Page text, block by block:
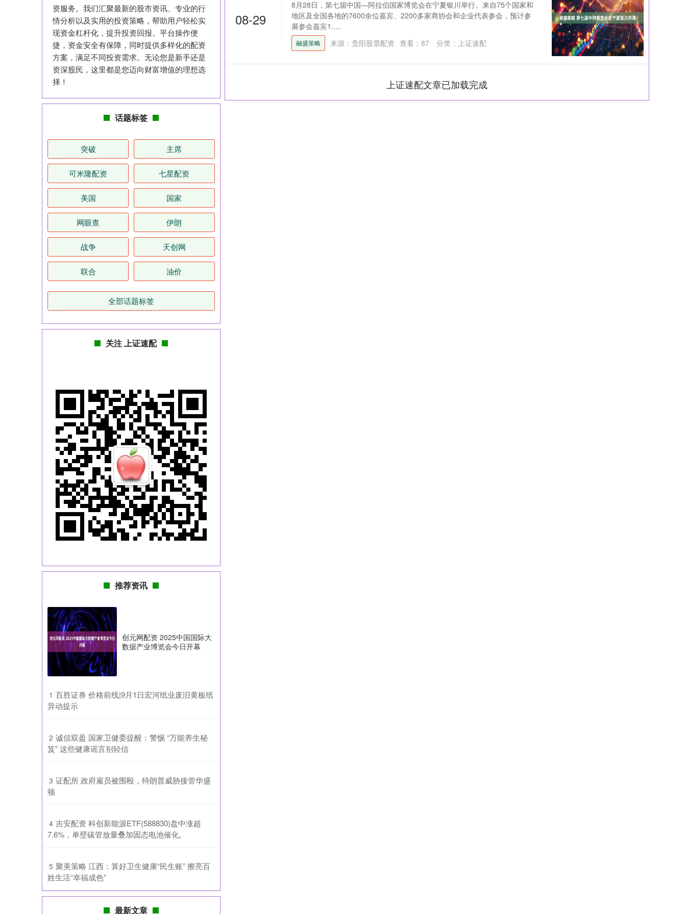
08-29
8月28日，第七届中国—阿拉伯国家博览会在宁夏银川举行。来自75个国家和
地区及全国各地的7600余位嘉宾、2200多家商协会和企业代表参会，预计参
展参会嘉宾1.....
融盛策略 来源：贵阳股票配资 查看： 87 分类： 上证速配
上证速配文章已加载完成
资服务。我们汇聚最新的股市资讯、专业的行
情分析以及实用的投资策略，帮助用户轻松实
现资金杠杆化，提升投资回报。平台操作便
捷，资金安全有保障，同时提供多样化的配资
方案，满足不同投资需求。无论您是新手还是
资深股民，这里都是您迈向财富增值的理想选
择！
话题标签
突破 主席
可米隆配资 七星配资
美国 国家
网眼查 伊朗
战争 天创网
联合 油价
全部话题标签
关注 上证速配
推荐资讯
创元网配资 2025中国国际大
数据产业博览会今日开幕
1 ​百胜证券 价格前线|9月1日宏河纸业废旧黄板纸
异动提示
2 ​诚信双盈 国家卫健委提醒：警惕 “万能养生秘
笈” 这些健康谣言别轻信
3 ​证配所 政府雇员被围殴，特朗普威胁接管华盛
顿
4 ​吉安配资 科创新能源ETF(588830)盘中涨超
7.6%，单壁碳管放量叠加固态电池催化,
5 ​聚美策略 江西：算好卫生健康“民生账” 擦亮百
姓生活“幸福成色”
最新文章